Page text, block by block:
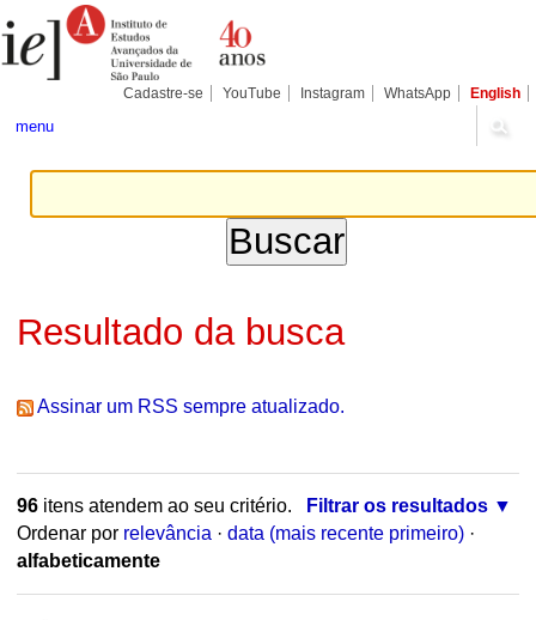
para
conteúdo.
Pessoais
Cadastre-se YouTube Instagram WhatsApp English
menu
Resultado da busca
Assinar um RSS sempre atualizado.
96itens atendem ao seu critério.
Filtrar os resultados
Ordenar por relevância · data (mais recente primeiro) ·
alfabeticamente